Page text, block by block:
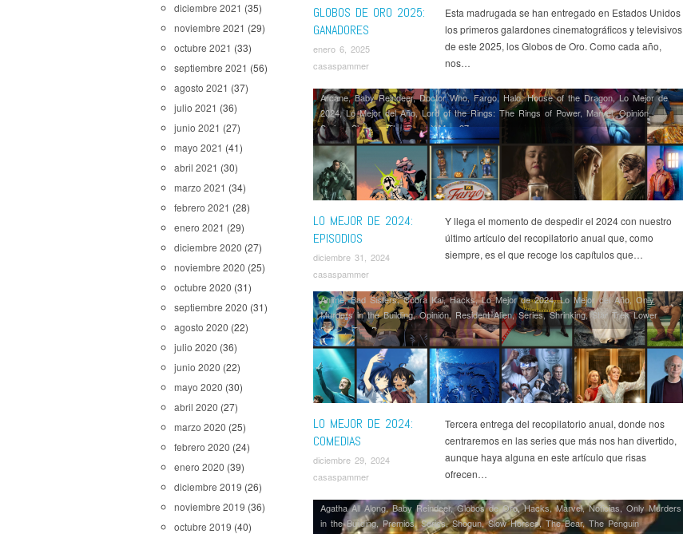
diciembre 2021 (35)
noviembre 2021 (29)
octubre 2021 (33)
septiembre 2021 (56)
agosto 2021 (37)
julio 2021 (36)
junio 2021 (27)
mayo 2021 (41)
abril 2021 (30)
marzo 2021 (34)
febrero 2021 (28)
enero 2021 (29)
diciembre 2020 (27)
noviembre 2020 (25)
octubre 2020 (31)
septiembre 2020 (31)
agosto 2020 (22)
julio 2020 (36)
junio 2020 (22)
mayo 2020 (30)
abril 2020 (27)
marzo 2020 (25)
febrero 2020 (24)
enero 2020 (39)
diciembre 2019 (26)
noviembre 2019 (36)
octubre 2019 (40)
GLOBOS DE ORO 2025:
GANADORES
enero 6, 2025
casaspammer
Esta madrugada se han entregado en Estados Unidos
los primeros galardones cinematográficos y televisivos
de este 2025, los Globos de Oro. Como cada año,
nos…
LO MEJOR DE 2024:
EPISODIOS
diciembre 31, 2024
casaspammer
Arcane,Baby Reindeer,Doctor Who,Fargo, Halo,House of the Dragon,Lo Mejor de
2024,Lo Mejor del Año,Lord of the Rings: The Rings of Power,Marvel,Opinión,
Series,Shogun,The Bear,X-Men 97
Y llega el momento de despedir el 2024 con nuestro
último artículo del recopilatorio anual que, como
siempre, es el que recoge los capítulos que…
LO MEJOR DE 2024:
COMEDIAS
diciembre 29, 2024
casaspammer
Anime,Bad Sisters,Cobra Kai,Hacks,Lo Mejor de 2024,Lo Mejor del Año,Only
Murders in the Building,Opinión, Resident Alien,Series,Shrinking,Star Trek Lower
Decks,The Bear
Tercera entrega del recopilatorio anual, donde nos
centraremos en las series que más nos han divertido,
aunque haya alguna en este artículo que risas
ofrecen…
Agatha All Along,Baby Reindeer,Globos de Oro,Hacks,Marvel,Noticias, Only Murders
in the Building,Premios,Series,Shogun,Slow Horses,The Bear, The Penguin